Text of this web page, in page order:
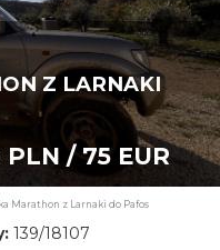
Z LARNAKI
PLN / 75 EUR
Marathon z Larnaki do Pafos
139/18107